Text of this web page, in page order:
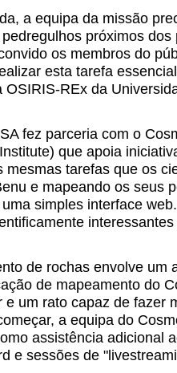
a equipa da missão
próximos
os membros do
esta tarefa
OSIRIS-REx da
fez parceria com o
que apoia
mesmas tarefas que os
e mapeando os seus
simples interface
de rochas envolve um
de mapeamento do
e um rato capaz de fazer
a equipa do
assistência adicional
e sessões de